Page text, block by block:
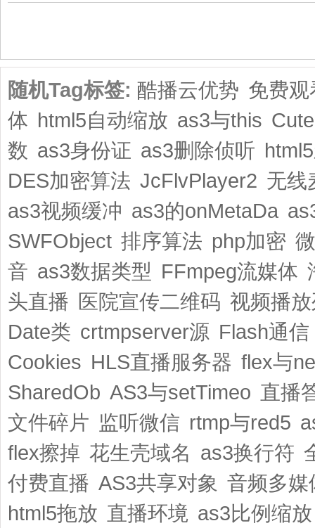
随机Tag标签: 酷播云优势 免费观
体 html5自动缩放 as3与this
数 as3身份证 as3删除侦听
DES加密算法 JcFlvPlayer2 无线
as3视频缓冲 as3的onMetaDa
SWFObject 排序算法 php加密
音 as3数据类型 FFmpeg流媒体
头直播 医院宣传二维码 视频播
Date类 crtmpserver源 Flash通信
Cookies HLS直播服务器 flex与
SharedOb AS3与setTimeo 直播
文件碎片 监听微信 rtmp与red5
flex擦掉 花生壳域名 as3换行符
付费直播 AS3共享对象 音频多媒
html5拖放 直播环境 as3比例缩放